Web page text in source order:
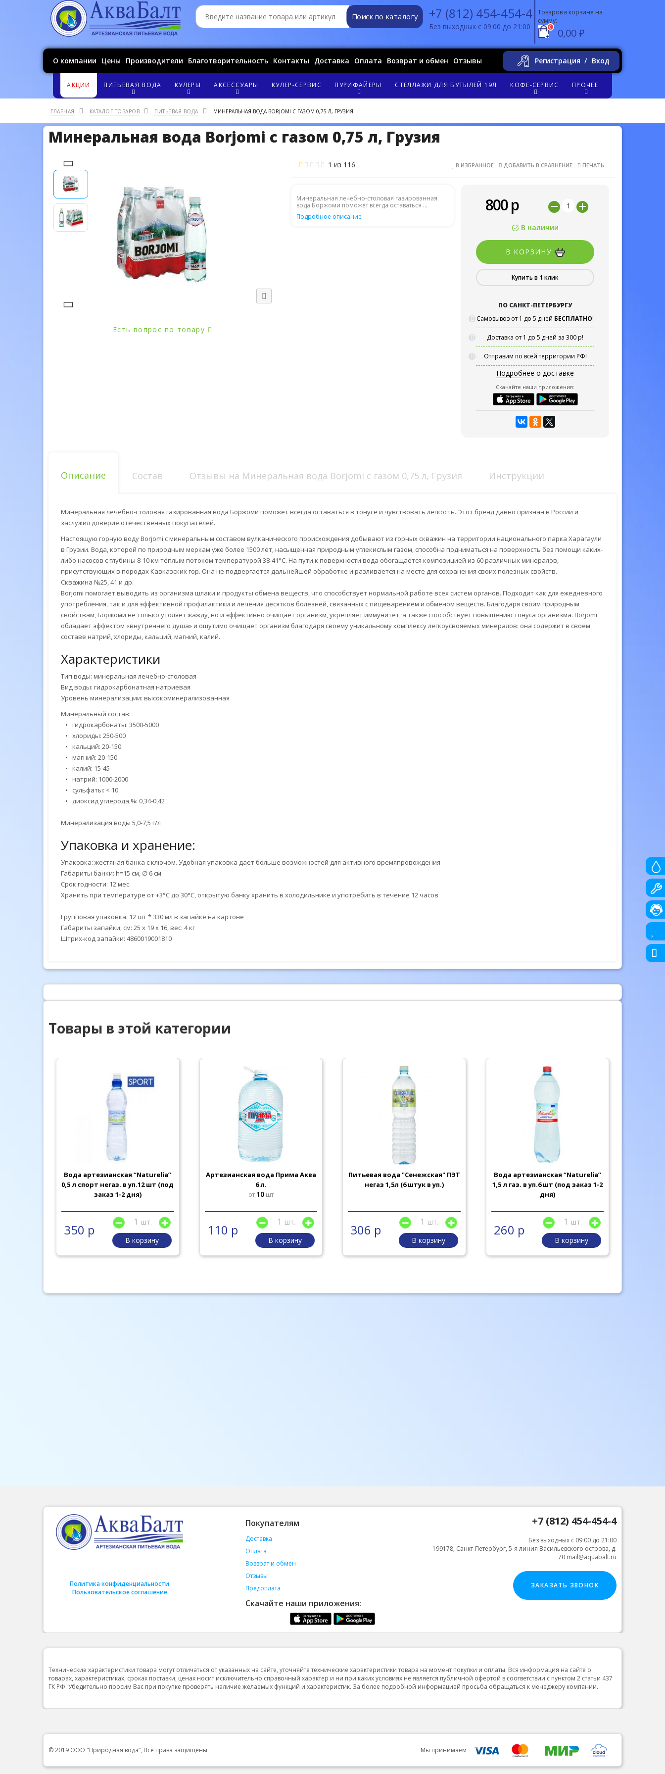
Поиск по каталогу +7 (812) 454-454-4
Без выходных с 09:00 до 21:00
Товаров в корзине на
сумму:
0 0,00 ₽
О компании Цены Производители Благотворительность Контакты Доставка Оплата Возврат и обмен Отзывы Регистрация Вход
АКЦИИ ПИТЬЕВАЯ ВОДА КУЛЕРЫ АКСЕССУАРЫ КУЛЕР-СЕРВИС ПУРИФАЙЕРЫ СТЕЛЛАЖИ ДЛЯ БУТЫЛЕЙ 19Л КОФЕ-СЕРВИС ПРОЧЕЕ
ГЛАВНАЯ КАТАЛОГ ТОВАРОВ ПИТЬЕВАЯ ВОДА МИНЕРАЛЬНАЯ ВОДА BORJOMI С ГАЗОМ 0,75 Л, ГРУЗИЯ
Минеральная вода Borjomi с газом 0,75 л, Грузия
Есть вопрос по товару
1 из 116 В ИЗБРАННОЕ ДОБАВИТЬ В СРАВНЕНИЕ ПЕЧАТЬ
Минеральная лечебно-столовая газированная
вода Боржоми поможет всегда оставаться ...
Подробное описание
800р
В наличии
В КОРЗИНУ
Купить в 1 клик
ПО САНКТ-ПЕТЕРБУРГУ
Самовывоз от 1 до 5 дней БЕСПЛАТНО!
Доставка от 1 до 5 дней за 300 р!
Отправим по всей территории РФ!
Подробнее о доставке
Скачайте наши приложения:
Описание Состав Отзывы на Минеральная вода Borjomi с газом 0,75 л, Грузия Инструкции
Минеральная лечебно-столовая газированная вода Боржоми поможет всегда оставаться в тонусе и чувствовать легкость. Этот бренд давно признан в России и
заслужил доверие отечественных покупателей.
Настоящую горную воду Borjomi с минеральным составом вулканического происхождения добывают из горных скважин на территории национального парка Харагаули
в Грузии. Вода, которой по природным меркам уже более 1500 лет, насыщенная природным углекислым газом, способна подниматься на поверхность без помощи каких-
либо насосов с глубины 8-10 км тёплым потоком температурой 38-41°C. На пути к поверхности вода обогащается композицией из 60 различных минералов,
присутствующих в породах Кавказских гор. Она не подвергается дальнейшей обработке и разливается на месте для сохранения своих полезных свойств.
Скважина №25, 41 и др.
Borjomi помогает выводить из организма шлаки и продукты обмена веществ, что способствует нормальной работе всех систем органов. Подходит как для ежедневного
употребления, так и для эффективной профилактики и лечения десятков болезней, связанных с пищеварением и обменом веществ. Благодаря своим природным
свойствам, Боржоми не только утоляет жажду, но и эффективно очищает организм, укрепляет иммунитет, а также способствует повышению тонуса организма. Borjomi
обладает эффектом «внутреннего душа» и ощутимо очищает организм благодаря своему уникальному комплексу легкоусвояемых минералов: она содержит в своём
составе натрий, хлориды, кальций, магний, калий.
Характеристики
Тип воды: минеральная лечебно-столовая
Вид воды: гидрокарбонатная натриевая
Уровень минерализации: высокоминерализованная
Минеральный состав:
• гидрокарбонаты: 3500-5000
• хлориды: 250-500
• кальций: 20-150
• магний: 20-150
• калий: 15-45
• натрий: 1000-2000
• сульфаты: < 10
• диоксид углерода,%: 0,34-0,42
Минерализация воды 5,0-7,5 г/л
Упаковка и хранение:
Упаковка: жестяная банка с ключом. Удобная упаковка дает больше возможностей для активного времяпровождения
Габариты банки: h=15 см, ∅ 6 см
Срок годности: 12 мес.
Хранить при температуре от +3°C до 30°C, открытую банку хранить в холодильнике и употребить в течение 12 часов
Групповая упаковка: 12 шт * 330 мл в запайке на картоне
Габариты запайки, см: 25 x 19 x 16, вес: 4 кг
Штрих-код запайки: 4860019001810
Товары в этой категории
Вода артезианская “Naturelia”
0,5 л спорт негаз. в уп.12 шт (под
заказ 1-2 дня)
350 р
шт.
В корзину
Артезианская вода Прима Аква
6 л.
от 10шт
110 р
шт.
В корзину
Питьевая вода "Сенежская" ПЭТ
негаз 1,5л (6 штук в уп.)
306 р
шт.
В корзину
Вода артезианская “Naturelia”
1,5 л газ. в уп.6 шт (под заказ 1-2
дня)
260 р
шт.
В корзину
Политика конфиденциальности
Пользовательское соглашение
Покупателям
Доставка
Оплата
Возврат и обмен
Отзывы
Предоплата
Скачайте наши приложения:
+7 (812) 454-454-4
Без выходных с 09:00 до 21:00
199178, Санкт-Петербург, 5-я линия Васильевского острова, д.
70 mail@aquabalt.ru
ЗАКАЗАТЬ ЗВОНОК
Технические характеристики товара могут отличаться от указанных на сайте, уточняйте технические характеристики товара на момент покупки и оплаты. Вся информация на сайте о
товарах, характеристиках, сроках поставки, ценах носит исключительно справочный характер и ни при каких условиях не является публичной офертой в соответствии с пунктом 2 статьи 437
ГК РФ. Убедительно просим Вас при покупке проверять наличие желаемых функций и характеристик. За более подробной информацией просьба обращаться к менеджеру компании.
© 2019 ООО "Природная вода”, Все права защищены Мы принимаем